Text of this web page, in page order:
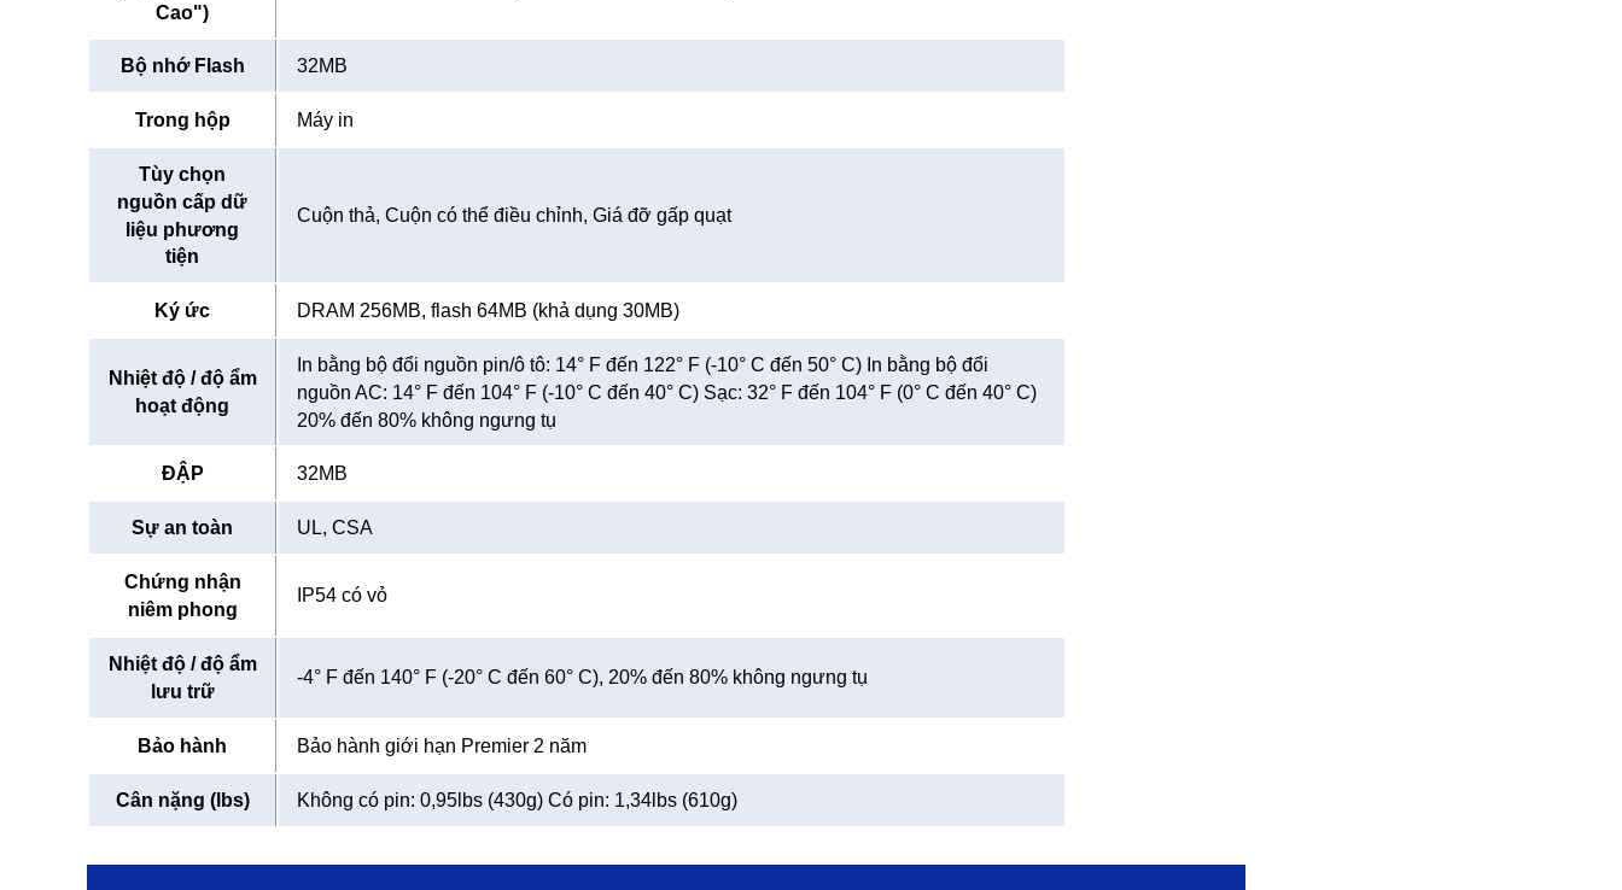
Cao")
Bộ nhớ Flash 32MB
Trong hộp Máy in
Tùy chọn
nguồn cấp dữ
liệu phương
tiện
Cuộn thả, Cuộn có thể điều chỉnh, Giá đỡ gấp quạt
Ký ức DRAM 256MB, flash 64MB (khả dụng 30MB)
Nhiệt độ / độ ẩm
hoạt động
In bằng bộ đổi nguồn pin/ô tô: 14° F đến 122° F (-10° C đến 50° C) In bằng bộ đổi
nguồn AC: 14° F đến 104° F (-10° C đến 40° C) Sạc: 32° F đến 104° F (0° C đến 40° C)
20% đến 80% không ngưng tụ
ĐẬP 32MB
Sự an toàn UL, CSA
Chứng nhận
niêm phong
IP54 có vỏ
Nhiệt độ / độ ẩm
lưu trữ
-4° F đến 140° F (-20° C đến 60° C), 20% đến 80% không ngưng tụ
Bảo hành Bảo hành giới hạn Premier 2 năm
Cân nặng (lbs) Không có pin: 0,95lbs (430g) Có pin: 1,34lbs (610g)